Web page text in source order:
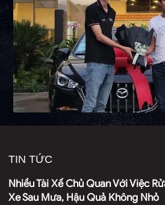
TIN TỨC
Nhiều Tài Xế Chủ Quan Với Việc
Xe Sau Mưa, Hậu Quả Không Nhỏ